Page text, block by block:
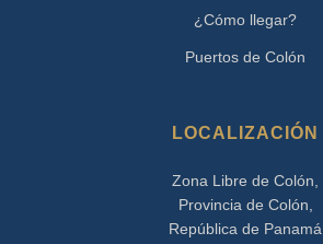
¿Cómo llegar?
Puertos de Colón
LOCALIZACIÓN
Zona Libre de Colón,
Provincia de Colón,
República de Panamá